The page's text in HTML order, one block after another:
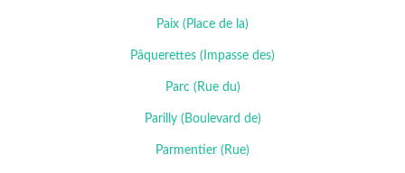
Paix (Place de la)
Pâquerettes (Impasse des)
Parc (Rue du)
Parilly (Boulevard de)
Parmentier (Rue)